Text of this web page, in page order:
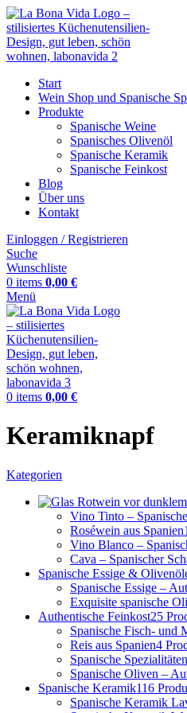
Start
Wein Shop und Spanische
Produkte
Spanische Weine
Spanisches Olivenöl
Spanische Keramik
Spanische Feinkost
Blog
Über uns
Kontakt
Einloggen / Registrieren
Suche
Wunschliste
0 items 0,00 €
Menü
0 items 0,00 €
Keramiknapf
Kategorien
Vino Tinto –
Roséwein aus Spanien
Vino Blanco –
Cava – Spanischer
Spanische Essige &
Spanische Essige –
Exquisite spanische
Authentische Feinkost25
Spanische Fisch- und
Reis aus Spanien4
Spanische
Spanische Oliven –
Spanische Keramik116
Spanische Keramik